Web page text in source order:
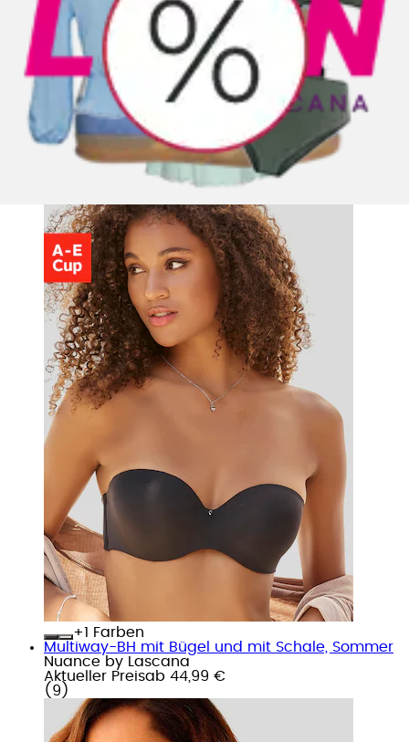
+ Farben
Multiway-BH mit verschiedenen Tragevarianten,
BH ohne Träger, T-Shirt-BH
LASCANA
Aktueller Preisab 36,99 €
+
Farben
Multiway-BH mit Bügel und mit Schale, Sommer
Nuance by Lascana
Aktueller Preisab 44,99 €
( 9 )